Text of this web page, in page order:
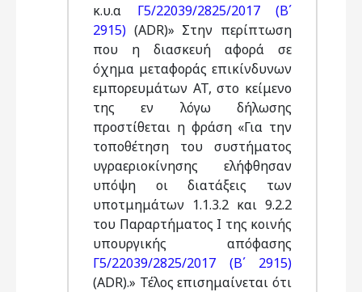
κ.υ.α Γ5/22039/2825/2017 (Β΄
2915) (ADR)» Στην περίπτωση
που η διασκευή αφορά σε
όχημα μεταφοράς επικίνδυνων
εμπορευμάτων AT, στο κείμενο
της εν λόγω δήλωσης
προστίθεται η φράση «Για την
τοποθέτηση του συστήματος
υγραεριοκίνησης ελήφθησαν
υπόψη οι διατάξεις των
υποτμημάτων 1.1.3.2 και 9.2.2
του Παραρτήματος Ι της κοινής
υπουργικής απόφασης
Γ5/22039/2825/2017 (Β΄ 2915)
(ADR).» Τέλος επισημαίνεται ότι